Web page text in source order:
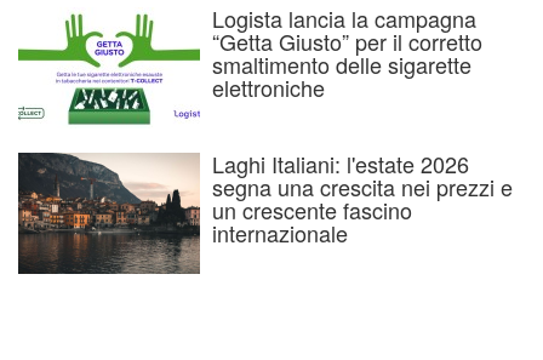
Logista lancia la campagna
“Getta Giusto” per il corretto
smaltimento delle sigarette
elettroniche
Laghi Italiani: l'estate 2026
segna una crescita nei prezzi e
un crescente fascino
internazionale